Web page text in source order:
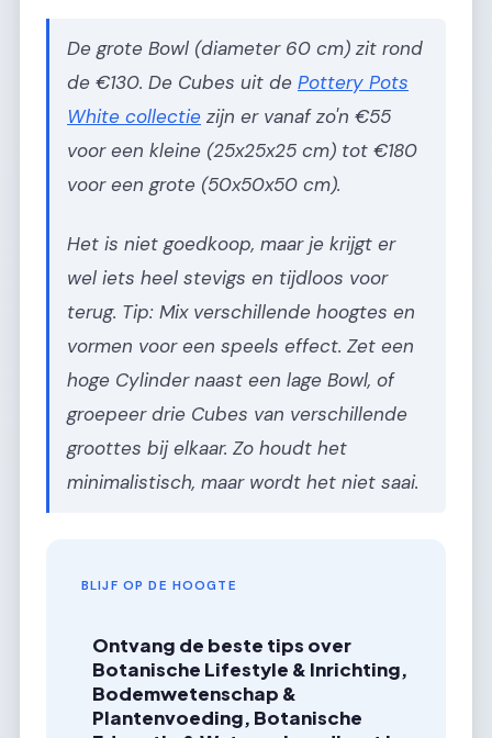
De grote Bowl (diameter 60 cm) zit rond
de €130. De Cubes uit de Pottery Pots
White collectie zijn er vanaf zo'n €55
voor een kleine (25x25x25 cm) tot €180
voor een grote (50x50x50 cm).
Het is niet goedkoop, maar je krijgt er
wel iets heel stevigs en tijdloos voor
terug. Tip: Mix verschillende hoogtes en
vormen voor een speels effect. Zet een
hoge Cylinder naast een lage Bowl, of
groepeer drie Cubes van verschillende
groottes bij elkaar. Zo houdt het
minimalistisch, maar wordt het niet saai.
BLIJF OP DE HOOGTE
Ontvang de beste tips over
Botanische Lifestyle & Inrichting,
Bodemwetenschap &
Plantenvoeding, Botanische